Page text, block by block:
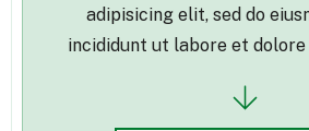
adipisicing elit, sed do
incididunt ut labore et dolore